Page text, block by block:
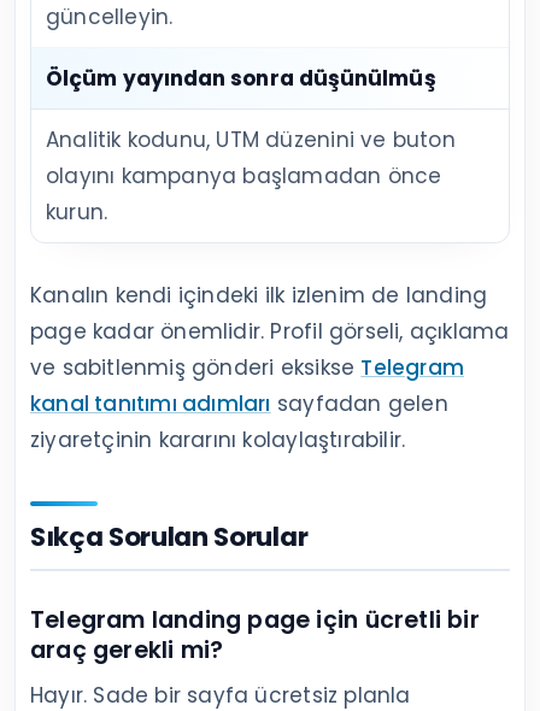
güncelleyin.
Ölçüm yayından sonra düşünülmüş
Analitik kodunu, UTM düzenini ve buton
olayını kampanya başlamadan önce
kurun.
Kanalın kendi içindeki ilk izlenim de landing
page kadar önemlidir. Profil görseli, açıklama
ve sabitlenmiş gönderi eksikse Telegram
kanal tanıtımı adımları sayfadan gelen
ziyaretçinin kararını kolaylaştırabilir.
Sıkça Sorulan Sorular
Telegram landing page için ücretli bir
araç gerekli mi?
Hayır. Sade bir sayfa ücretsiz planla